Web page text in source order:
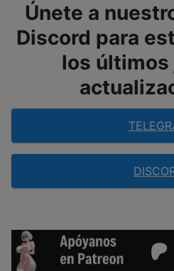
Únete a
Discord para
los últimos